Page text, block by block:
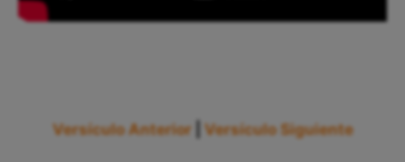
Versículo Anterior Versículo Siguiente